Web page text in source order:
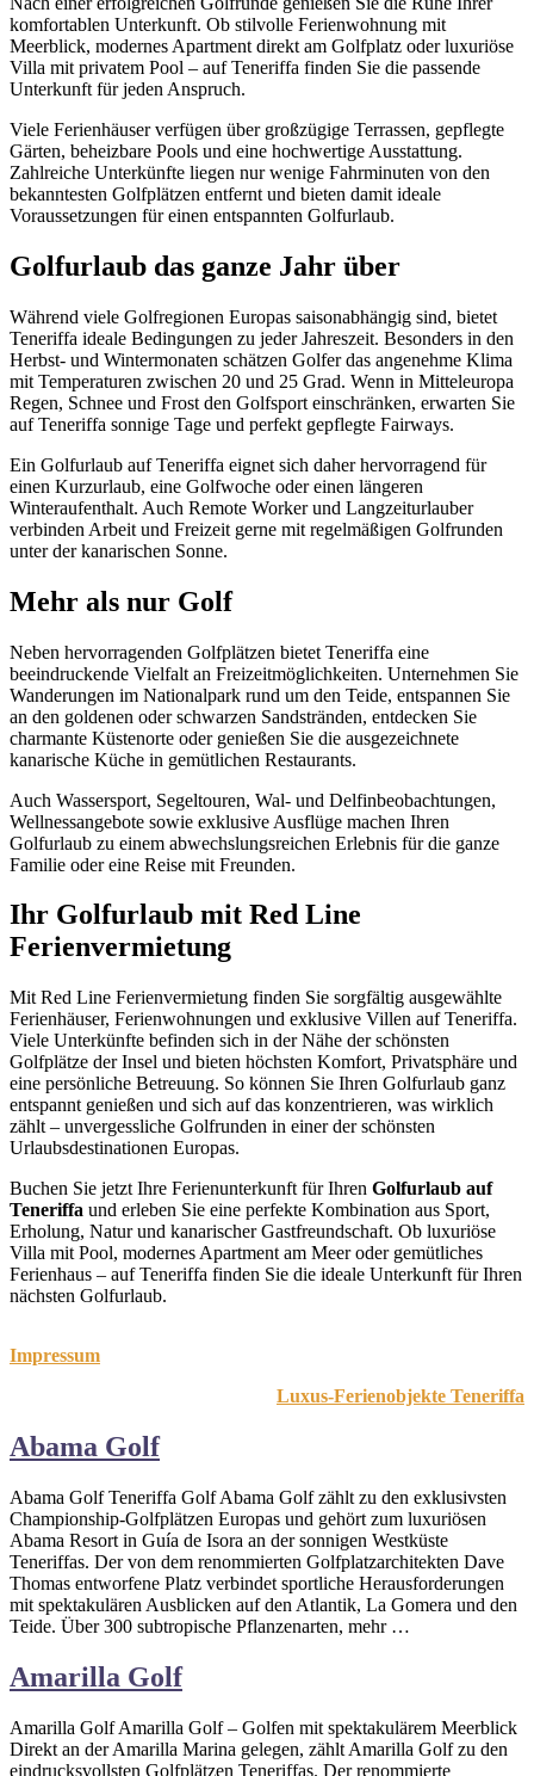
komfortablen Unterkunft. Ob stilvolle Ferienwohnung mit
Meerblick, modernes Apartment direkt am Golfplatz oder luxuriöse
Villa mit privatem Pool – auf Teneriffa finden Sie die passende
Unterkunft für jeden Anspruch.
Viele Ferienhäuser verfügen über großzügige Terrassen, gepflegte
Gärten, beheizbare Pools und eine hochwertige Ausstattung.
Zahlreiche Unterkünfte liegen nur wenige Fahrminuten von den
bekanntesten Golfplätzen entfernt und bieten damit ideale
Voraussetzungen für einen entspannten Golfurlaub.
Golfurlaub das ganze Jahr über
Während viele Golfregionen Europas saisonabhängig sind, bietet
Teneriffa ideale Bedingungen zu jeder Jahreszeit. Besonders in den
Herbst- und Wintermonaten schätzen Golfer das angenehme Klima
mit Temperaturen zwischen 20 und 25 Grad. Wenn in Mitteleuropa
Regen, Schnee und Frost den Golfsport einschränken, erwarten Sie
auf Teneriffa sonnige Tage und perfekt gepflegte Fairways.
Ein Golfurlaub auf Teneriffa eignet sich daher hervorragend für
einen Kurzurlaub, eine Golfwoche oder einen längeren
Winteraufenthalt. Auch Remote Worker und Langzeiturlauber
verbinden Arbeit und Freizeit gerne mit regelmäßigen Golfrunden
unter der kanarischen Sonne.
Mehr als nur Golf
Neben hervorragenden Golfplätzen bietet Teneriffa eine
beeindruckende Vielfalt an Freizeitmöglichkeiten. Unternehmen Sie
Wanderungen im Nationalpark rund um den Teide, entspannen Sie
an den goldenen oder schwarzen Sandstränden, entdecken Sie
charmante Küstenorte oder genießen Sie die ausgezeichnete
kanarische Küche in gemütlichen Restaurants.
Auch Wassersport, Segeltouren, Wal- und Delfinbeobachtungen,
Wellnessangebote sowie exklusive Ausflüge machen Ihren
Golfurlaub zu einem abwechslungsreichen Erlebnis für die ganze
Familie oder eine Reise mit Freunden.
Ihr Golfurlaub mit Red Line
Ferienvermietung
Mit Red Line Ferienvermietung finden Sie sorgfältig ausgewählte
Ferienhäuser, Ferienwohnungen und exklusive Villen auf Teneriffa.
Viele Unterkünfte befinden sich in der Nähe der schönsten
Golfplätze der Insel und bieten höchsten Komfort, Privatsphäre und
eine persönliche Betreuung. So können Sie Ihren Golfurlaub ganz
entspannt genießen und sich auf das konzentrieren, was wirklich
zählt – unvergessliche Golfrunden in einer der schönsten
Urlaubsdestinationen Europas.
Buchen Sie jetzt Ihre Ferienunterkunft für Ihren Golfurlaub auf
Teneriffa und erleben Sie eine perfekte Kombination aus Sport,
Erholung, Natur und kanarischer Gastfreundschaft. Ob luxuriöse
Villa mit Pool, modernes Apartment am Meer oder gemütliches
Ferienhaus – auf Teneriffa finden Sie die ideale Unterkunft für Ihren
nächsten Golfurlaub.
Impressum
Luxus-Ferienobjekte Teneriffa
Abama Golf
Abama Golf Teneriffa Golf Abama Golf zählt zu den exklusivsten
Championship-Golfplätzen Europas und gehört zum luxuriösen
Abama Resort in Guía de Isora an der sonnigen Westküste
Teneriffas. Der von dem renommierten Golfplatzarchitekten Dave
Thomas entworfene Platz verbindet sportliche Herausforderungen
mit spektakulären Ausblicken auf den Atlantik, La Gomera und den
Teide. Über 300 subtropische Pflanzenarten, mehr …
Amarilla Golf
Amarilla Golf Amarilla Golf – Golfen mit spektakulärem Meerblick
Direkt an der Amarilla Marina gelegen, zählt Amarilla Golf zu den
eindrucksvollsten Golfplätzen Teneriffas. Der renommierte